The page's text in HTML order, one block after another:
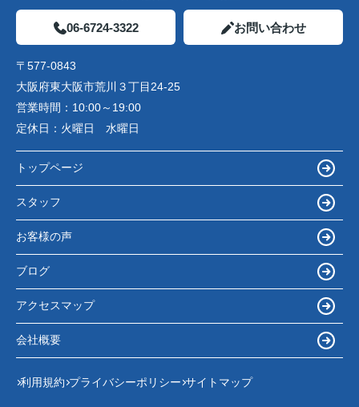
06-6724-3322 お問い合わせ
〒577-0843
大阪府東大阪市荒川３丁目24-25
営業時間： 10:00～19:00
定休日： 火曜日 水曜日
トップページ
スタッフ
お客様の声
ブログ
アクセスマップ
会社概要
利用規約 プライバシーポリシー サイトマップ